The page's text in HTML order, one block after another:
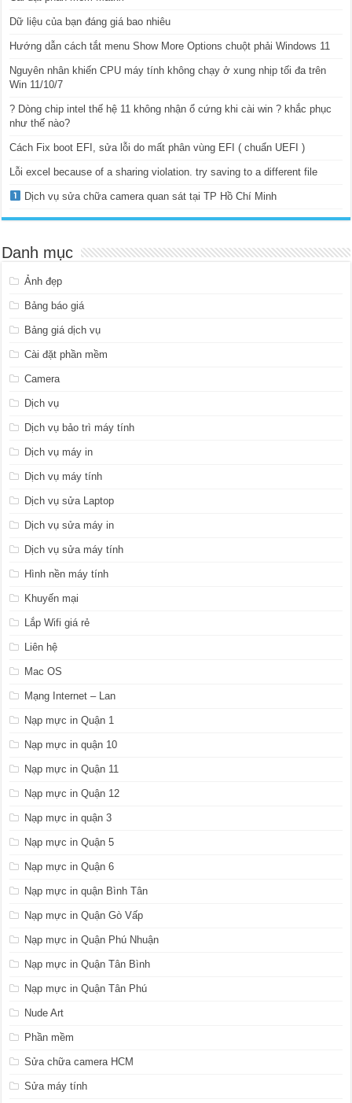
Dữ liệu của bạn đáng giá bao nhiêu
Hướng dẫn cách tắt menu Show More Options chuột phải Windows 11
Nguyên nhân khiến CPU máy tính không chạy ở xung nhịp tối đa trên
Win 11/10/7
? Dòng chip intel thế hệ 11 không nhận ổ cứng khi cài win ? khắc phục
như thế nào?
Cách Fix boot EFI, sửa lỗi do mất phân vùng EFI ( chuẩn UEFI )
Lỗi excel because of a sharing violation. try saving to a different file
Dịch vụ sửa chữa camera quan sát tại TP Hồ Chí Minh
Danh mục
Ảnh đẹp
Bảng báo giá
Bảng giá dịch vụ
Cài đặt phần mềm
Camera
Dịch vụ
Dịch vụ bảo trì máy tính
Dịch vụ máy in
Dịch vụ máy tính
Dịch vụ sửa Laptop
Dịch vụ sửa máy in
Dịch vụ sửa máy tính
Hình nền máy tính
Khuyến mại
Lắp Wifi giá rẻ
Liên hệ
Mac OS
Mạng Internet – Lan
Nạp mực in Quận 1
Nạp mực in quận 10
Nạp mực in Quận 11
Nạp mực in Quận 12
Nạp mực in quận 3
Nạp mực in Quận 5
Nạp mực in Quận 6
Nạp mực in quận Bình Tân
Nạp mực in Quận Gò Vấp
Nạp mực in Quận Phú Nhuận
Nạp mực in Quận Tân Bình
Nạp mực in Quận Tân Phú
Nude Art
Phần mềm
Sửa chữa camera HCM
Sửa máy tính